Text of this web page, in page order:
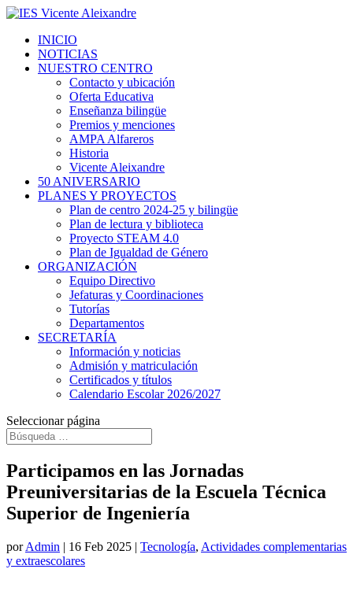
INICIO
NOTICIAS
NUESTRO CENTRO
Contacto y ubicación
Oferta Educativa
Enseñanza bilingüe
Premios y menciones
AMPA Alfareros
Historia
Vicente Aleixandre
50 ANIVERSARIO
PLANES Y PROYECTOS
Plan de centro 2024-25 y bilingüe
Plan de lectura y biblioteca
Proyecto STEAM 4.0
Plan de Igualdad de Género
ORGANIZACIÓN
Equipo Directivo
Jefaturas y Coordinaciones
Tutorías
Departamentos
SECRETARÍA
Información y noticias
Admisión y matriculación
Certificados y títulos
Calendario Escolar 2026/2027
Seleccionar página
Participamos en las Jornadas
Preuniversitarias de la Escuela Técnica
Superior de Ingeniería
porAdmin | 16 Feb 2025 | Tecnología, Actividades complementarias
y extraescolares